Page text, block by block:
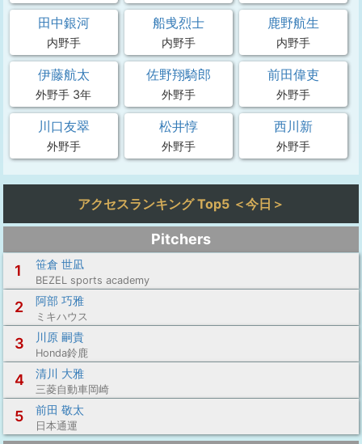
田中銀河
内野手
船曵烈士
内野手
鹿野航生
内野手
伊藤航太
外野手 3年
佐野翔騎郎
外野手
前田偉吏
外野手
川口友翠
外野手
松井惇
外野手
西川新
外野手
アクセスランキング Top5 ＜今日＞
Pitchers
1
笹倉 世凪
BEZEL sports academy
2 阿部 巧雅
ミキハウス
3 川原 嗣貴
Honda鈴鹿
4 清川 大雅
三菱自動車岡崎
5 前田 敬太
日本通運